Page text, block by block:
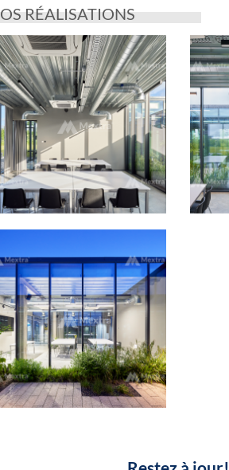
RÉALISATIONS